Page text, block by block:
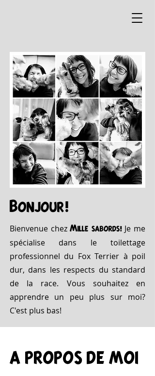
Bonjour!
Bienvenue chezMille sabords!Je me
spécialise dans le toilettage
professionnel du Fox Terrier à poil
dur, dans les respects du standard
de la race. Vous souhaitez en
apprendre un peu plus sur moi?
C'est plus bas!
A PROPOS DE MOI